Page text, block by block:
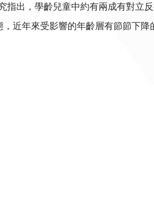
出，學齡兒童中約有兩成有對立
近年來受影響的年齡層有節節下降